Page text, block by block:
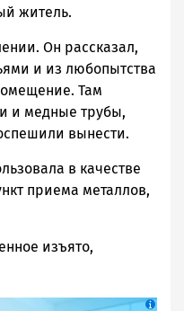
житель.
Он рассказал,
и из любопытства
Там
и медные трубы,
вынести.
в качестве
приема металлов,
изъято,